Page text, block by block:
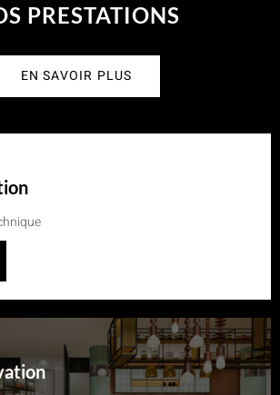
PRESTATIONS
EN SAVOIR PLUS